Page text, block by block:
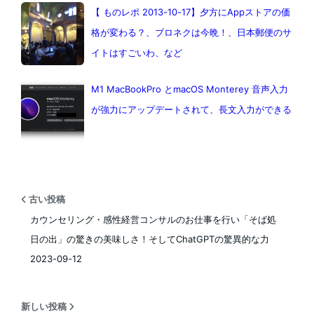
【 ものレポ 2013-10-17】夕方にAppストアの価
格が変わる？、ブロネクは今晩！、日本郵便のサ
イトはすごいわ、など
M1 MacBookPro とmacOS Monterey 音声入力
が強力にアップデートされて、長文入力ができる
古い投稿
カウンセリング・感性経営コンサルのお仕事を行い「そば処
日の出」の驚きの美味しさ！そしてChatGPTの驚異的な力
2023-09-12
新しい投稿